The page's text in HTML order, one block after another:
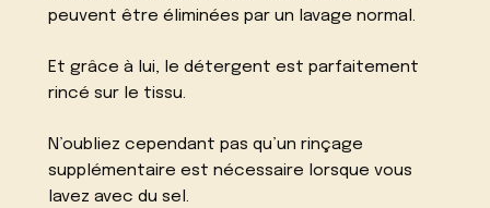
peuvent être éliminées par un lavage normal.
Et grâce à lui, le détergent est parfaitement
rincé sur le tissu.
N’oubliez cependant pas qu’un rinçage
supplémentaire est nécessaire lorsque vous
lavez avec du sel.